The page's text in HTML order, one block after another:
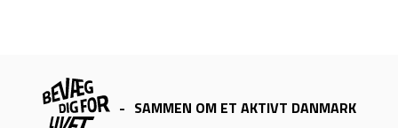
- SAMMEN OM ET AKTIVT DANMARK